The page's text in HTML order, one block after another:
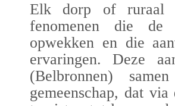
Elk dorp of ruraal
fenomenen die de
opwekken en die
ervaringen. Deze
(Belbronnen)
gemeenschap, dat